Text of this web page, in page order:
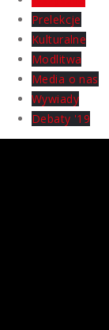
Prelekcje
Kulturalne
Modlitwa
Media o nas
Wywiady
Debaty '19